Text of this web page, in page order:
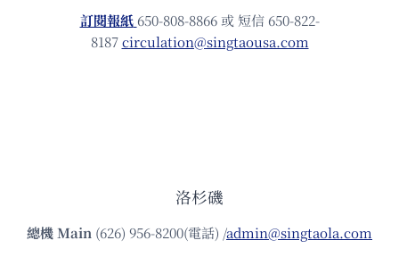
訂閱報紙 650-808-8866 或 短信 650-822-
8187circulation@singtaousa.com
洛杉磯
總機Main (626) 956-8200(電話) /admin@singtaola.com